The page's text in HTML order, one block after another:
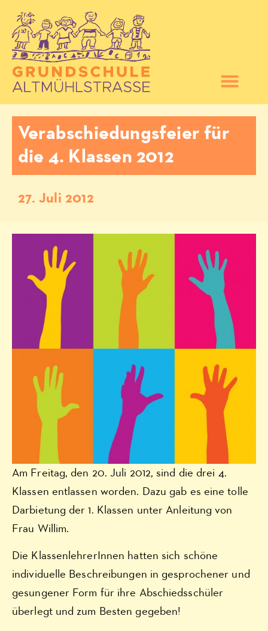
Verabschiedungsfeier für
die 4. Klassen 2012
27. Juli 2012
Am Freitag, den 20. Juli 2012, sind die drei 4.
Klassen entlassen worden. Dazu gab es eine tolle
Darbietung der 1. Klassen unter Anleitung von
Frau Willim.
Die KlassenlehrerInnen hatten sich schöne
individuelle Beschreibungen in gesprochener und
gesungener Form für ihre Abschiedsschüler
überlegt und zum Besten gegeben!